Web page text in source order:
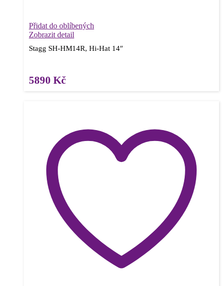
Přidat do oblíbených
Zobrazit detail
Stagg SH-HM14R, Hi-Hat 14″
5890 Kč